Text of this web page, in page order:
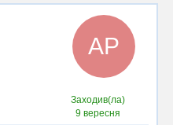
AP
Заходив(ла)
9 вересня